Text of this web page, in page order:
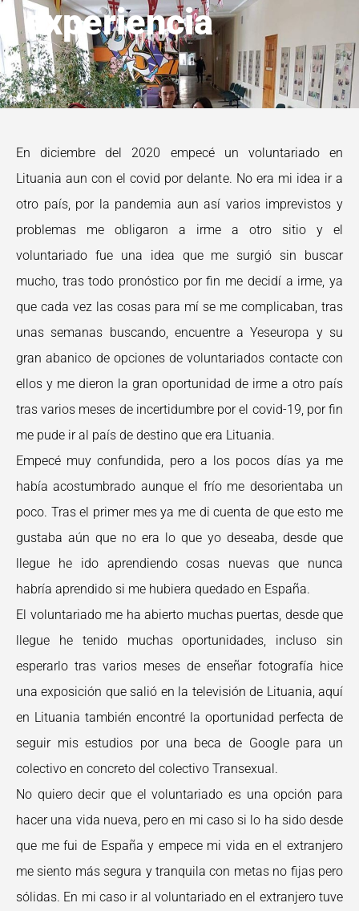
experiencia
En diciembre del 2020 empecé un voluntariado en
Lituania aun con el covid por delante. No era mi idea ir a
otro país, por la pandemia aun así varios imprevistos y
problemas me obligaron a irme a otro sitio y el
voluntariado fue una idea que me surgió sin buscar
mucho, tras todo pronóstico por fin me decidí a irme, ya
que cada vez las cosas para mí se me complicaban, tras
unas semanas buscando, encuentre a Yeseuropa y su
gran abanico de opciones de voluntariados contacte con
ellos y me dieron la gran oportunidad de irme a otro país
tras varios meses de incertidumbre por el covid-19, por fin
me pude ir al país de destino que era Lituania.
Empecé muy confundida, pero a los pocos días ya me
había acostumbrado aunque el frío me desorientaba un
poco. Tras el primer mes ya me di cuenta de que esto me
gustaba aún que no era lo que yo deseaba, desde que
llegue he ido aprendiendo cosas nuevas que nunca
habría aprendido si me hubiera quedado en España.
El voluntariado me ha abierto muchas puertas, desde que
llegue he tenido muchas oportunidades, incluso sin
esperarlo tras varios meses de enseñar fotografía hice
una exposición que salió en la televisión de Lituania, aquí
en Lituania también encontré la oportunidad perfecta de
seguir mis estudios por una beca de Google para un
colectivo en concreto del colectivo Transexual.
No quiero decir que el voluntariado es una opción para
hacer una vida nueva, pero en mi caso si lo ha sido desde
que me fui de España y empece mi vida en el extranjero
me siento más segura y tranquila con metas no fijas pero
sólidas. En mi caso ir al voluntariado en el extranjero tuve